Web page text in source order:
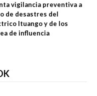
vigilancia preventiva a
de desastres del
Ituango y de los
de influencia